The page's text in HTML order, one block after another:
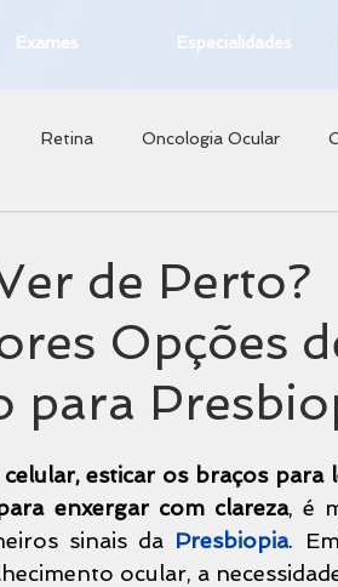
Exames Especialidades
Retina Oncologia Ocular
de Perto?
Opções
para
esticar os braços para
enxergar com clareza, é
sinais da Presbiopia.
ocular, a